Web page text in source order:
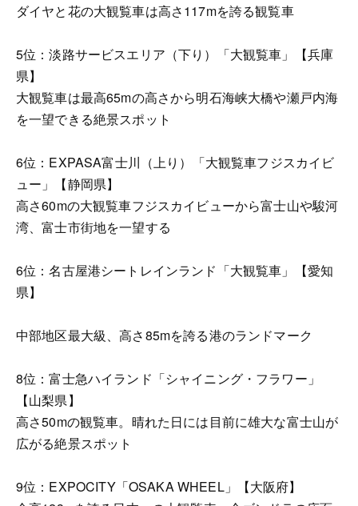
ダイヤと花の大観覧車は高さ117mを誇る観覧車
5位：淡路サービスエリア（下り）「大観覧車」【兵庫
県】
大観覧車は最高65mの高さから明石海峡大橋や瀬戸内海
を一望できる絶景スポット
6位：EXPASA富士川（上り）「大観覧車フジスカイビ
ュー」【静岡県】
高さ60mの大観覧車フジスカイビューから富士山や駿河
湾、富士市街地を一望する
6位：名古屋港シートレインランド「大観覧車」【愛知
県】
中部地区最大級、高さ85mを誇る港のランドマーク
8位：富士急ハイランド「シャイニング・フラワー」
【山梨県】
高さ50mの観覧車。晴れた日には目前に雄大な富士山が
広がる絶景スポット
9位：EXPOCITY「OSAKA WHEEL」【大阪府】